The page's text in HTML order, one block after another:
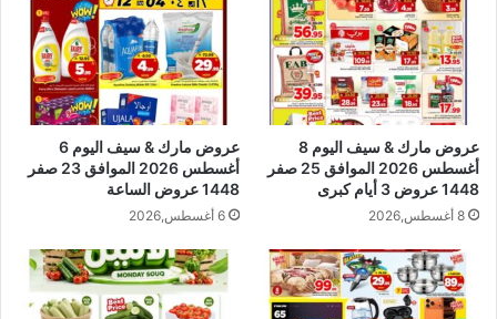
عروض مارك & سيف اليوم 8
أغسطس 2026 الموافق 25 صفر
1448 عروض 3 أيام كبرى
8 أغسطس,2026
عروض مارك & سيف اليوم 6
أغسطس 2026 الموافق 23 صفر
1448 عروض الساعة
6 أغسطس,2026